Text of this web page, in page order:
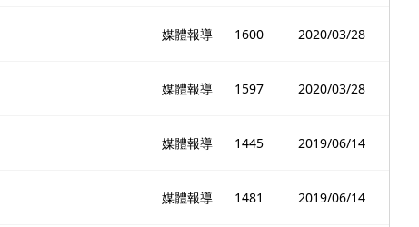
媒體報導 1600 2020/03/28
媒體報導 1597 2020/03/28
媒體報導 1445 2019/06/14
媒體報導 1481 2019/06/14